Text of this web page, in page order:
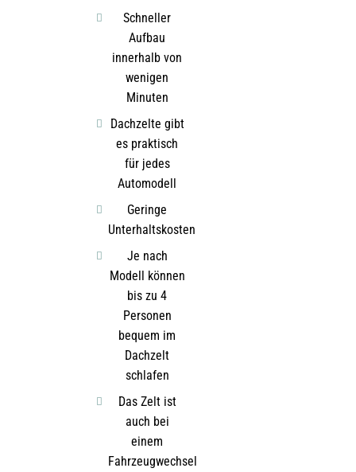
Schneller
Aufbau
innerhalb von
wenigen
Minuten
Dachzelte gibt
es praktisch
für jedes
Automodell
Geringe
Unterhaltskosten
Je nach
Modell können
bis zu 4
Personen
bequem im
Dachzelt
schlafen
Das Zelt ist
auch bei
einem
Fahrzeugwechsel